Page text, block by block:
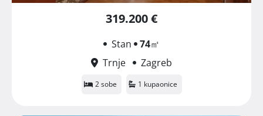
319.200 €
Stan 74㎡
Trnje
Zagreb
2 sobe 1 kupaonice